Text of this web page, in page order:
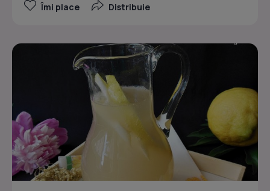
Îmi place Distribuie